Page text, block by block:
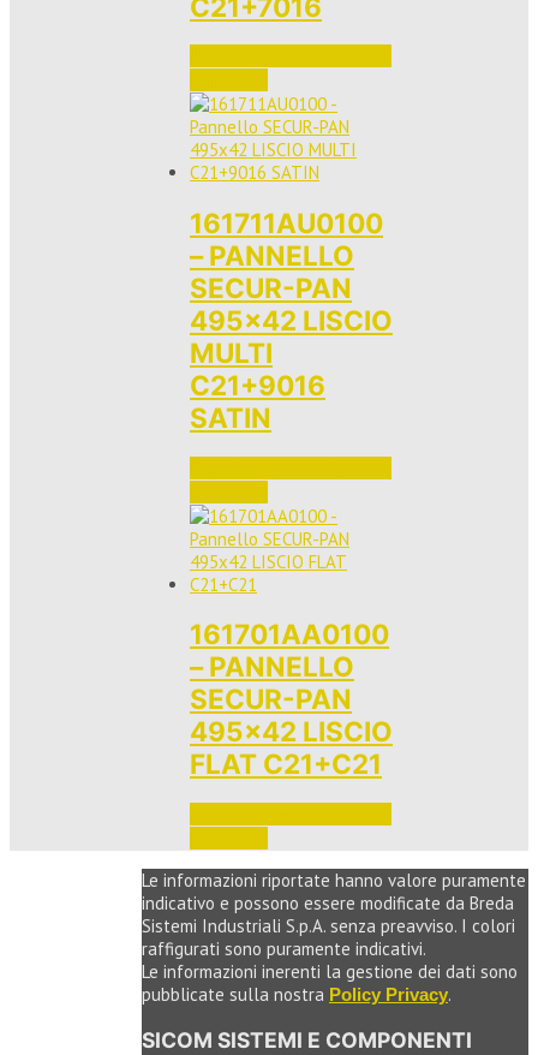
161711AU0100
– PANNELLO
SECUR-PAN
495×42 LISCIO
MULTI
C21+9016
SATIN
161701AA0100
– PANNELLO
SECUR-PAN
495×42 LISCIO
FLAT C21+C21
Le informazioni riportate hanno valore puramente
indicativo e possono essere modificate da Breda
Sistemi Industriali S.p.A. senza preavviso. I colori
raffigurati sono puramente indicativi.
Le informazioni inerenti la gestione dei dati sono
pubblicate sulla nostra Policy Privacy.
SICOM SISTEMI E COMPONENTI